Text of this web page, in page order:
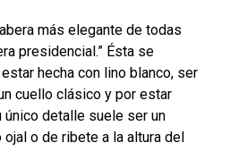
más elegante de todas
presidencial.” Ésta se
hecha con lino blanco, ser
cuello clásico y por estar
detalle suele ser un
o de ribete a la altura del